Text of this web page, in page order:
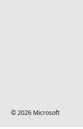
© 2026 Microsoft